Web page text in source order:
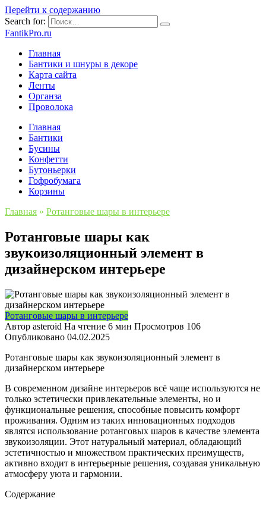
Перейти к содержанию
Search for:
FantikPro.ru
Главная
Бантики и шнуры в декоре
Карта сайта
Ленты
Органза
Проволока
Главная
Бантики
Бусины
Конфетти
Бутоньерки
Гофробумага
Корзины
Главная » Ротанговые шары в интерьере
Ротанговые шары как
звукоизоляционный элемент в
дизайнерском интерьере
Ротанговые шары в интерьере
Автор asteroid На чтение 6 мин Просмотров 106
Опубликовано 04.02.2025
Ротанговые шары как звукоизоляционный элемент в
дизайнерском интерьере
В современном дизайне интерьеров всё чаще используются не
только эстетически привлекательные элементы, но и
функциональные решения, способные повысить комфорт
проживания. Одним из таких инновационных подходов
являтся использование ротанговых шаров в качестве элемента
звукоизоляции. Этот натуральный материал, обладающий
эстетичностью и множеством практических преимуществ,
активно входит в интерьерные решения, создавая уникальную
атмосферу уюта и гармонии.
Содержание